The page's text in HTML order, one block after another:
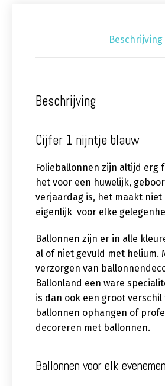
Beschrijving
Beschrijving
Cijfer 1 nijntje blauw
Folieballonnen zijn altijd erg
het voor een huwelijk,
verjaardag is, het maakt niet
eigenlijk voor elke
Ballonnen zijn er in alle
al of niet gevuld met helium.
verzorgen van
Ballonland een ware
is dan ook een groot verschil
ballonnen ophangen of
decoreren met ballonnen.
Ballonnen voor elk